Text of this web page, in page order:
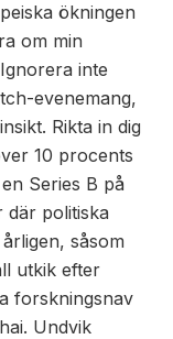
ökningen
om min
inte
evenemang,
Rikta in dig
10 procents
Series B på
där politiska
såsom
utkik efter
forskningsnav
Undvik